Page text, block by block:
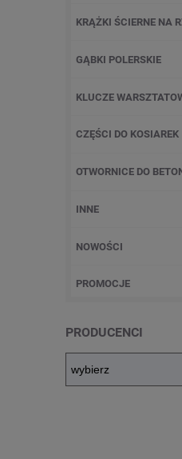
KRĄŻKI ŚCIERNE NA
GĄBKI POLERSKIE
KLUCZE
CZĘŚCI DO KOSIAREK
OTWORNICE DO
INNE
NOWOŚCI
PROMOCJE
PRODUCENCI